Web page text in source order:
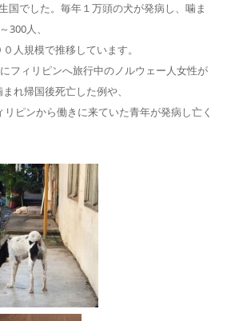
国でした。毎年１万頭の犬が発病し、噛ま
300人、
人規模で推移しています。
フィリピンへ旅行中のノルウェー人女性が
れ帰国後死亡した例や、
ピンから働きに来ていた青年が発病し亡く